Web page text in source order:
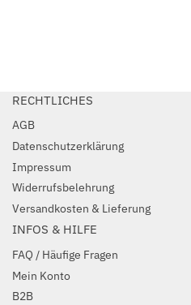
RECHTLICHES
AGB
Datenschutzerklärung
Impressum
Widerrufsbelehrung
Versandkosten & Lieferung
INFOS & HILFE
FAQ / Häufige Fragen
Mein Konto
B2B